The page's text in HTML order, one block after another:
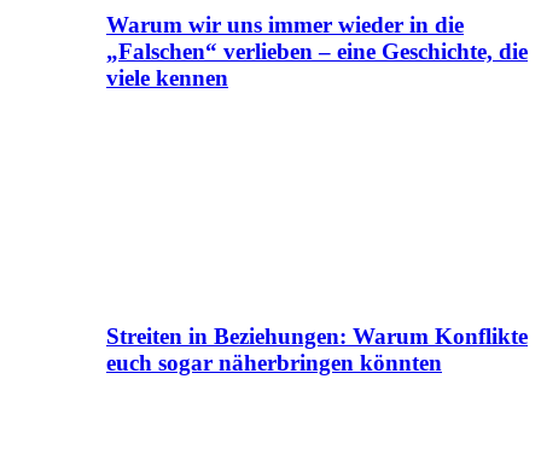
Warum wir uns immer wieder in die
„Falschen“ verlieben – eine Geschichte, die
viele kennen
Streiten in Beziehungen: Warum Konflikte
euch sogar näherbringen könnten